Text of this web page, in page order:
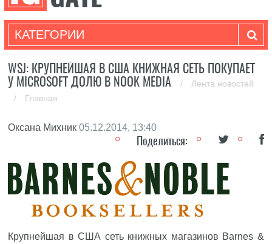
КАТЕГОРИИ
WSJ: КРУПНЕЙШАЯ В США КНИЖНАЯ СЕТЬ ПОКУПАЕТ
У MICROSOFT ДОЛЮ В NOOK MEDIA
/
Лента новостей
/
Главная
Оксана Михник 05.12.2014, 13:40
Поделиться:
Крупнейшая в США сеть книжных магазинов Barnes &